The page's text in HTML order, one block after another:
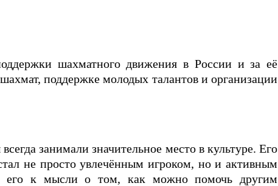
шахматного движения в России и за её
поддержке молодых талантов и организации
занимали значительное место в культуре. Его
не просто увлечённым игроком, но и активным
его к мысли о том, как можно помочь другим